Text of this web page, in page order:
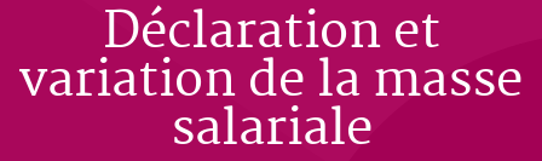
Déclaration et
variation de la masse
salariale